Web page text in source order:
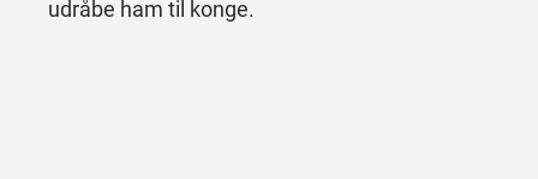
udråbe ham til konge.